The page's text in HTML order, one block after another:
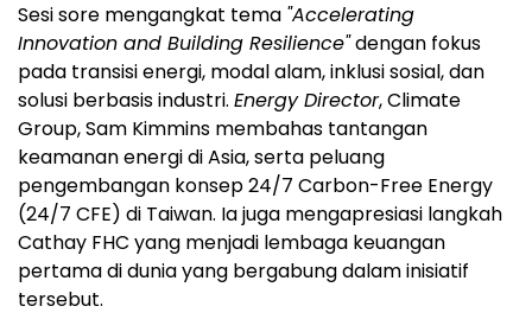
Sesi sore mengangkat tema "Accelerating
Innovation and Building Resilience"dengan fokus
pada transisi energi, modal alam, inklusi sosial, dan
solusi berbasis industri. Energy Director, Climate
Group, Sam Kimmins membahas tantangan
keamanan energi di Asia, serta peluang
pengembangan konsep 24/7 Carbon-Free Energy
(24/7 CFE) di Taiwan. Ia juga mengapresiasi langkah
Cathay FHC yang menjadi lembaga keuangan
pertama di dunia yang bergabung dalam inisiatif
tersebut.